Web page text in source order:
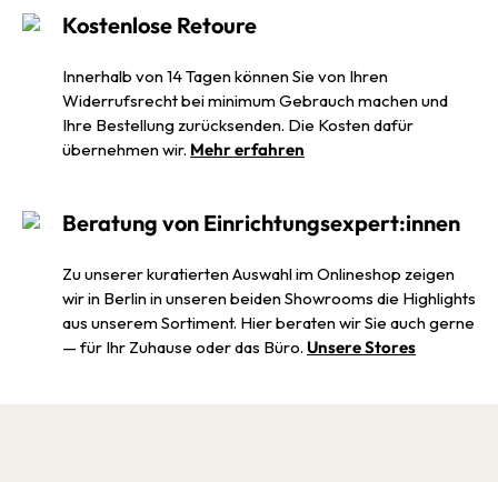
Kostenlose Retoure
Innerhalb von 14 Tagen können Sie von Ihren
Widerrufsrecht bei minimum Gebrauch machen und
Ihre Bestellung zurücksenden. Die Kosten dafür
übernehmen wir. Mehr erfahren
Beratung von Einrichtungsexpert:innen
Zu unserer kuratierten Auswahl im Onlineshop zeigen
wir in Berlin in unseren beiden Showrooms die Highlights
aus unserem Sortiment. Hier beraten wir Sie auch gerne
— für Ihr Zuhause oder das Büro. Unsere Stores